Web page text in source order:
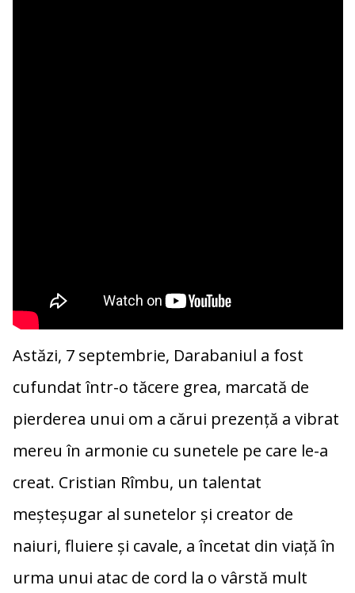
Astăzi, 7 septembrie, Darabaniul a fost
cufundat într-o tăcere grea, marcată de
pierderea unui om a cărui prezență a vibrat
mereu în armonie cu sunetele pe care le-a
creat. Cristian Rîmbu, un talentat
meșteșugar al sunetelor și creator de
naiuri, fluiere și cavale, a încetat din viață în
urma unui atac de cord la o vârstă mult